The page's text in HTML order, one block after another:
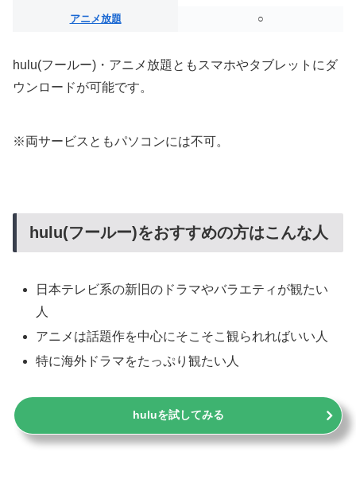
アニメ放題 ○
hulu(フールー)・アニメ放題ともスマホやタブレットにダ
ウンロードが可能です。
※両サービスともパソコンには不可。
hulu(フールー)をおすすめの方はこんな人
日本テレビ系の新旧のドラマやバラエティが観たい
人
アニメは話題作を中心にそこそこ観られればいい人
特に海外ドラマをたっぷり観たい人
huluを試してみる